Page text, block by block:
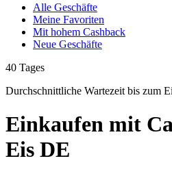
Alle Geschäfte
Meine Favoriten
Mit hohem Cashback
Neue Geschäfte
40 Tages
Durchschnittliche Wartezeit bis zum
Einkaufen mit
Eis DE